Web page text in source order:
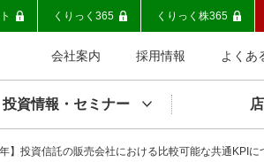
くりっく365 くりっく株365
会社案内 採用情報 よくあ
投資情報・セミナー
】投資信託の販売会社における比較可能な共通KPIに